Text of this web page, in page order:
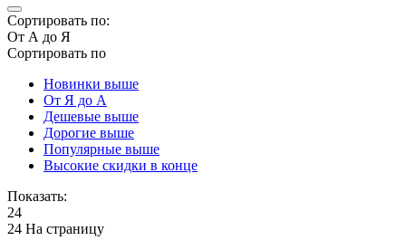
Сортировать по:
От А до Я
Сортировать по
Новинки выше
От Я до А
Дешевые выше
Дорогие выше
Популярные выше
Высокие скидки в конце
Показать:
24
24 На страницу